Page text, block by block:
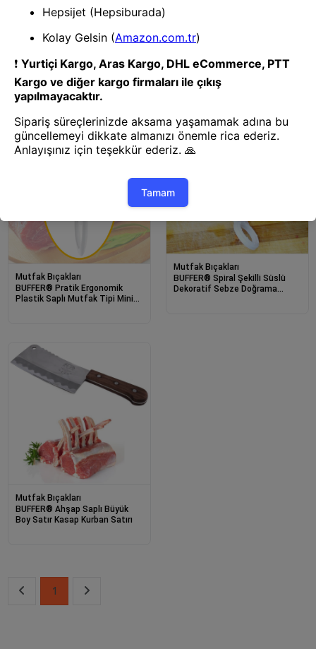
BUFFER® Kalp Şekilli Dekoratif
Peynir Kaşar Kesici Metal Bıçak
BUFFER® Paslanmaz Çelik
Meyve Sebze Kesme Makası
Çoklu Doğrama Makası
Mutfak Bıçakları
BUFFER® Pratik Ergonomik
Plastik Saplı Mutfak Tipi Mini
Mutfak Bıçakları
BUFFER® Spiral Şekilli Süslü
Dekoratif Sebze Doğrama
Mutfak Bıçakları
BUFFER® Ahşap Saplı Büyük
Boy Satır Kasap Kurban Satırı
1